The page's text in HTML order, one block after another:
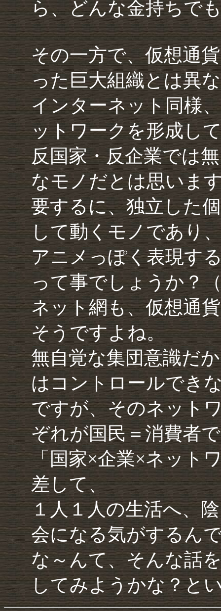
ら、どんな金持ちで
その一方で、仮想通
った巨大組織とは異
インターネット同様
ットワークを形成し
反国家・反企業では
なモノだとは思いま
要するに、独立した
して動くモノであり
アニメっぽく表現す
って事でしょうか？
ネット網も、仮想通
そうですよね。
無自覚な集団意識だ
はコントロールでき
ですが、そのネット
ぞれが国民＝消費者
「国家×企業×ネット
差して、
１人１人の生活へ、
会になる気がするん
な～んて、そんな話
してみようかな？と